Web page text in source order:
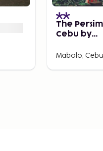
The
Cebu by
Mabolo,